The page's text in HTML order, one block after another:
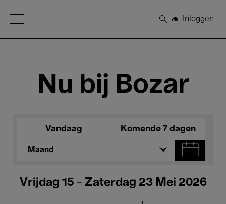
Open Menu
Zoeken
Inloggen
Nu bij Bozar
Vandaag Komende 7 dagen
Maand
Vrijdag 15 - Zaterdag 23 Mei 2026